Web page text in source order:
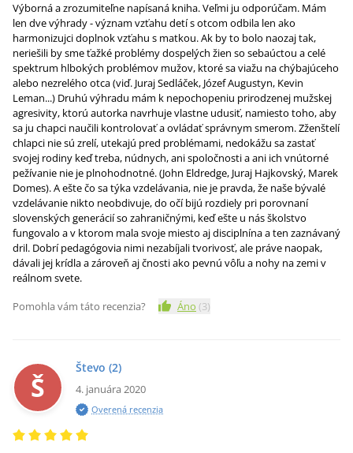
Výborná a zrozumiteľne napísaná kniha. Veľmi ju odporúčam. Mám
len dve výhrady - význam vzťahu detí s otcom odbila len ako
harmonizujci doplnok vzťahu s matkou. Ak by to bolo naozaj tak,
neriešili by sme ťažké problémy dospelých žien so sebaúctou a celé
spektrum hlbokých problémov mužov, ktoré sa viažu na chýbajúceho
alebo nezrelého otca (viď. Juraj Sedláček, Józef Augustyn, Kevin
Leman...) Druhú výhradu mám k nepochopeniu prirodzenej mužskej
agresivity, ktorú autorka navrhuje vlastne udusiť, namiesto toho, aby
sa ju chapci naučili kontrolovať a ovládať správnym smerom. Zženštelí
chlapci nie sú zrelí, utekajú pred problémami, nedokážu sa zastať
svojej rodiny keď treba, núdnych, ani spoločnosti a ani ich vnútorné
pežívanie nie je plnohodnotné. (John Eldredge, Juraj Hajkovský, Marek
Domes). A ešte čo sa týka vzdelávania, nie je pravda, že naše bývalé
vzdelávanie nikto neobdivuje, do očí bijú rozdiely pri porovnaní
slovenských generácií so zahraničnými, keď ešte u nás školstvo
fungovalo a v ktorom mala svoje miesto aj disciplnína a ten zaznávaný
dril. Dobrí pedagógovia nimi nezabíjali tvorivosť, ale práve naopak,
dávali jej krídla a zároveň aj čnosti ako pevnú vôľu a nohy na zemi v
reálnom svete.
Pomohla vám táto recenzia?
Áno (3)
Š
Števo (2)
4. januára 2020
Overená recenzia